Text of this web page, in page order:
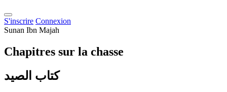
S'inscrire Connexion
Sunan Ibn Majah
Chapitres sur la chasse
كتاب الصيد